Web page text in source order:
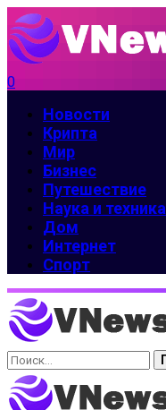
0
Новости
Крипта
Мир
Бизнес
Путешествие
Наука и техника
Дом
Интернет
Спорт
Найти: